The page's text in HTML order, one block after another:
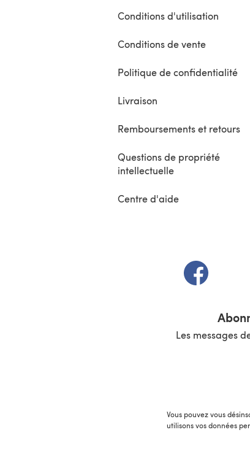
Conditions d'utilisation
Conditions de vente
Politique de confidentialité
Livraison
Remboursements et retours
Questions de propriété
intellectuelle
Centre d'aide
(s'ouvre
Les messages
Vous pouvez vous
utilisons vos données